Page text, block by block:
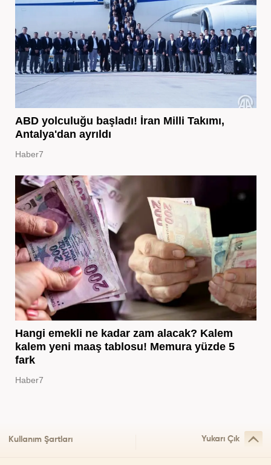
ABD yolculuğu başladı! İran Milli Takımı,
Antalya'dan ayrıldı
Haber7
Hangi emekli ne kadar zam alacak? Kalem
kalem yeni maaş tablosu! Memura yüzde 5
fark
Haber7
Kullanım Şartları Yukarı Çık